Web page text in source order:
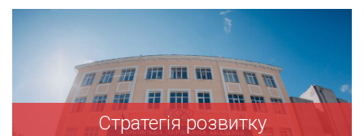
Стратегія розвитку
Стратегія розвитку